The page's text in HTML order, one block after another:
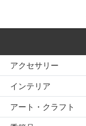
アクセサリー
インテリア
アート・クラフト